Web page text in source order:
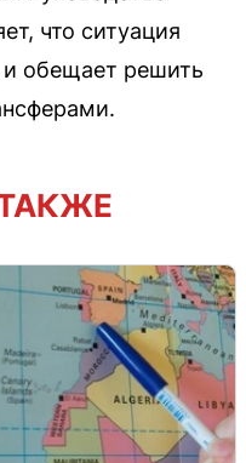
что ситуация
и обещает решить